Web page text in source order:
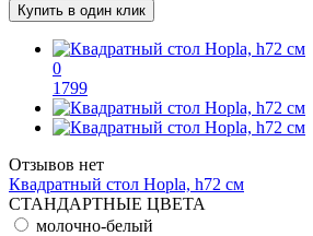
Купить в один клик
0
1799
Отзывов нет
Квадратный стол Hopla, h72 см
СТАНДАРТНЫЕ ЦВЕТА
молочно-белый